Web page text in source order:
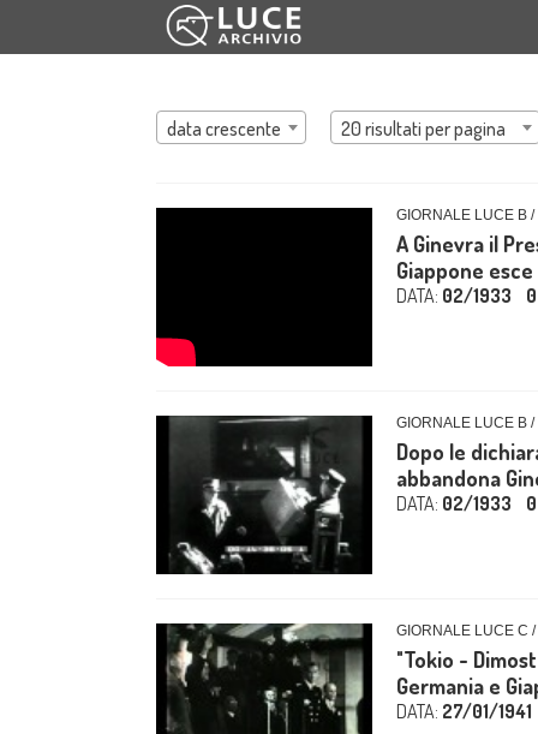
data crescente 20 risultati per pagina
GIORNALE LUCE B
A Ginevra il
Giappone
DATA: 02/1933
GIORNALE LUCE B
Dopo le
abbandona
DATA: 02/1933
GIORNALE LUCE C
"Tokio -
Germania e
DATA: 27/01/1941